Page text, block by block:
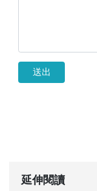
送出
延伸閱讀